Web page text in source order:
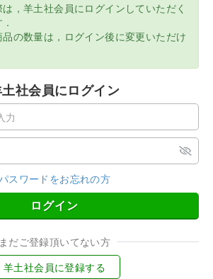
，羊土社会員にログインしていただく
の数量は，ログイン後に変更いただけ
社会員にログイン
スワードをお忘れの方
ログイン
まだご登録頂いてない方
羊土社会員に登録する